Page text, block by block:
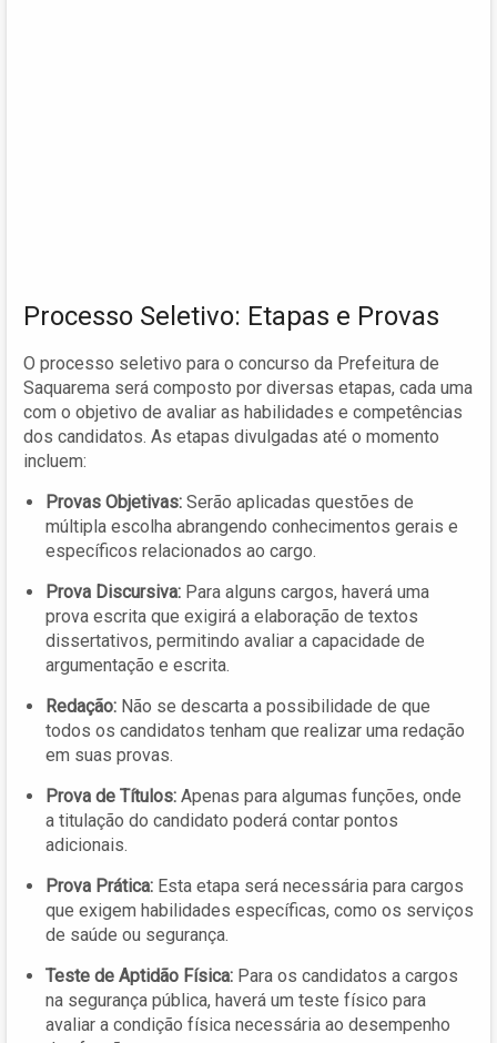
Processo Seletivo: Etapas e Provas
O processo seletivo para o concurso da Prefeitura de
Saquarema será composto por diversas etapas, cada uma
com o objetivo de avaliar as habilidades e competências
dos candidatos. As etapas divulgadas até o momento
incluem:
Provas Objetivas: Serão aplicadas questões de
múltipla escolha abrangendo conhecimentos gerais e
específicos relacionados ao cargo.
Prova Discursiva: Para alguns cargos, haverá uma
prova escrita que exigirá a elaboração de textos
dissertativos, permitindo avaliar a capacidade de
argumentação e escrita.
Redação: Não se descarta a possibilidade de que
todos os candidatos tenham que realizar uma redação
em suas provas.
Prova de Títulos: Apenas para algumas funções, onde
a titulação do candidato poderá contar pontos
adicionais.
Prova Prática: Esta etapa será necessária para cargos
que exigem habilidades específicas, como os serviços
de saúde ou segurança.
Teste de Aptidão Física: Para os candidatos a cargos
na segurança pública, haverá um teste físico para
avaliar a condição física necessária ao desempenho